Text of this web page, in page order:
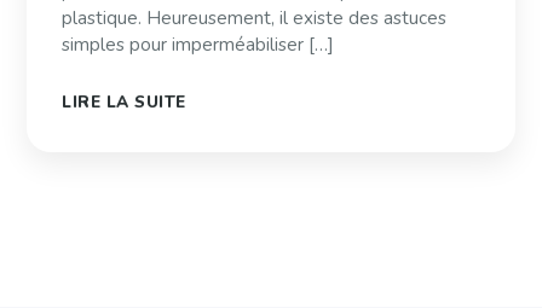
plastique. Heureusement, il existe des astuces
simples pour imperméabiliser […]
LIRE LA SUITE